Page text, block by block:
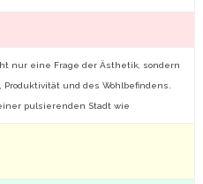
nur eine Frage der Ästhetik, sondern
Produktivität und des Wohlbefindens.
pulsierenden Stadt wie